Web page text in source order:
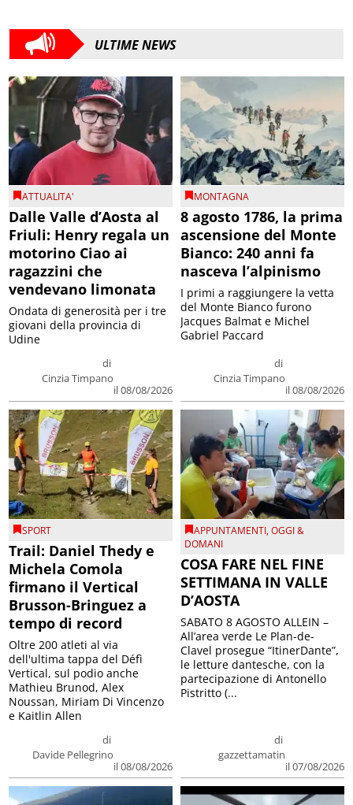
ULTIME NEWS
ATTUALITA'
Dalle Valle d’Aosta al
Friuli: Henry regala un
motorino Ciao ai
ragazzini che
vendevano limonata
di
Cinzia Timpano
il 08/08/2026
Ondata di generosità per i tre
giovani della provincia di
Udine
MONTAGNA
8 agosto 1786, la prima
ascensione del Monte
Bianco: 240 anni fa
nasceva l’alpinismo
di
Cinzia Timpano
il 08/08/2026
I primi a raggiungere la vetta
del Monte Bianco furono
Jacques Balmat e Michel
Gabriel Paccard
SPORT
Trail: Daniel Thedy e
Michela Comola
firmano il Vertical
Brusson-Bringuez a
tempo di record
di
Davide Pellegrino
il 08/08/2026
Oltre 200 atleti al via
dell'ultima tappa del Défì
Vertical, sul podio anche
Mathieu Brunod, Alex
Noussan, Miriam Di Vincenzo
e Kaitlin Allen
APPUNTAMENTI,OGGI &
DOMANI
COSA FARE NEL FINE
SETTIMANA IN VALLE
D’AOSTA
di
gazzettamatin
il 07/08/2026
SABATO 8 AGOSTO ALLEIN –
All’area verde Le Plan-de-
Clavel prosegue “ItinerDante”,
le letture dantesche, con la
partecipazione di Antonello
Pistritto (...